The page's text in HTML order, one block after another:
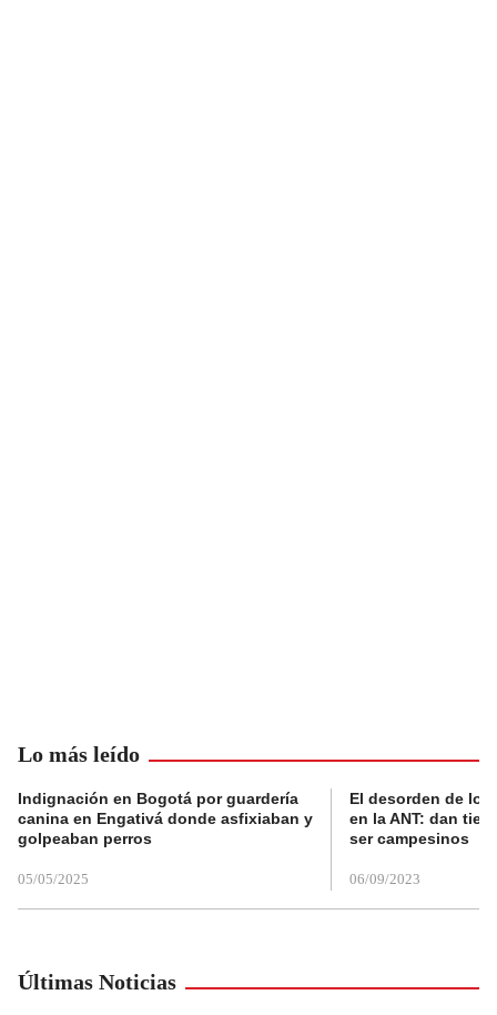
Lo más leído
Indignación en Bogotá por guardería
canina en Engativá donde asfixiaban y
golpeaban perros
05/05/2025
El desorden de
en la ANT: dan
ser campesinos
06/09/2023
Últimas Noticias